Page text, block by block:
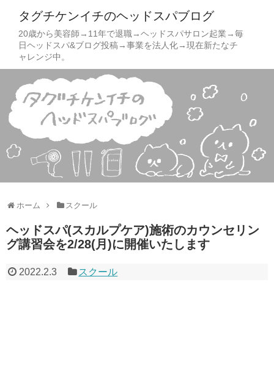
タグチケンイチのヘッドスパブログ
20歳から美容師→11年で退職→ヘッドスパサロン起業→毎
日ヘッドスパ&ブログ投稿→事業を法人化→現在新たなチ
ャレンジ中。
ホーム スクール
ヘッドスパ(スカルプケア)施術のカウンセリン
グ講習会を2/28(月)に開催いたします
2022.2.3 スクール